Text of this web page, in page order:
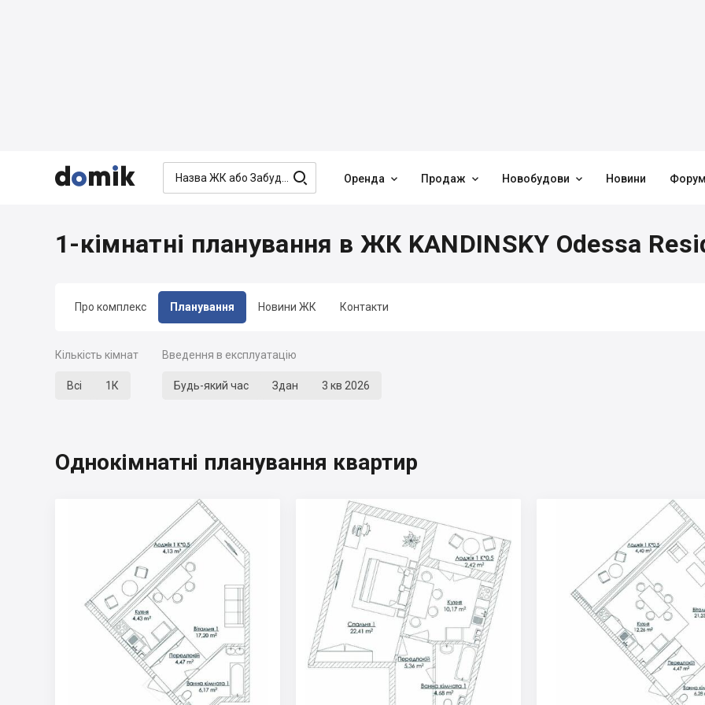


  Оренда  Продаж  Новобудови  Новини
Про комплекс Планування Новини ЖК Контакти
1-кімнатні планування в ЖК KANDINSKY Odessa
Кількість кімнат
Всі 1К
Введення в експлуатацію
Будь-який час Здан 3 кв 2026
Однокімнатні планування квартир